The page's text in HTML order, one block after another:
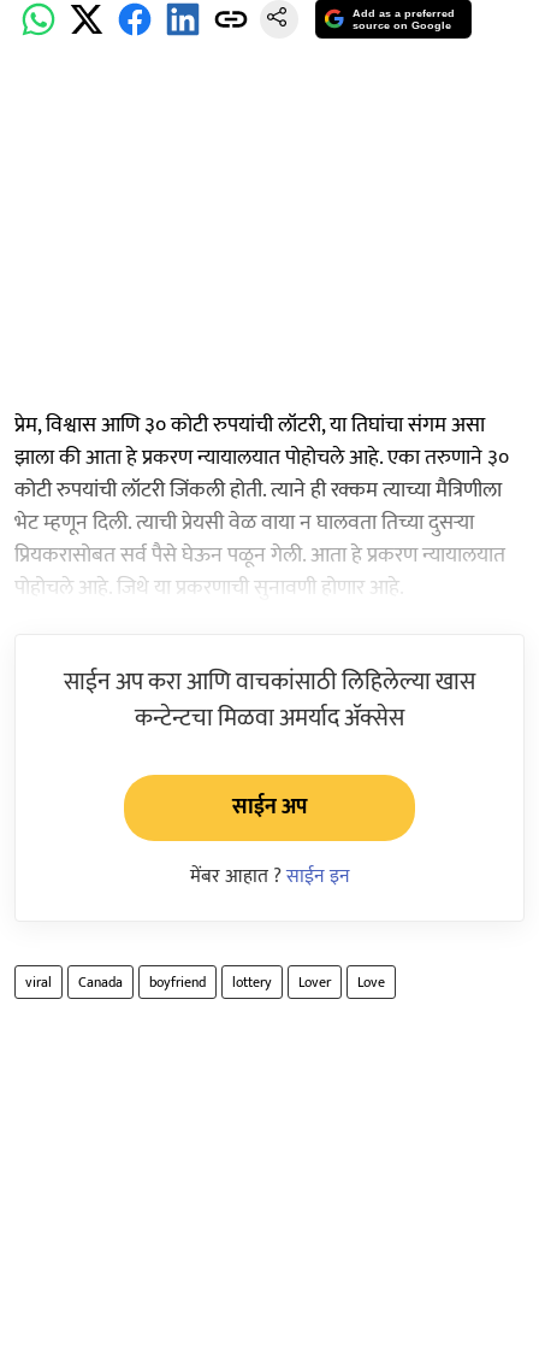
Add as a preferred
source on Google
प्रेम, विश्वास आणि ३० कोटी रुपयांची लॉटरी, या तिघांचा संगम असा
झाला की आता हे प्रकरण न्यायालयात पोहोचले आहे. एका तरुणाने ३०
कोटी रुपयांची लॉटरी जिंकली होती. त्याने ही रक्कम त्याच्या मैत्रिणीला
भेट म्हणून दिली. त्याची प्रेयसी वेळ वाया न घालवता तिच्या दुसऱ्या
प्रियकरासोबत सर्व पैसे घेऊन पळून गेली. आता हे प्रकरण न्यायालयात
पोहोचले आहे. जिथे या प्रकरणाची सुनावणी होणार आहे.
साईन अप करा आणि वाचकांसाठी लिहिलेल्या खास
कन्टेन्टचा मिळवा अमर्याद ॲक्सेस
साईन अप
मेंबर आहात ?साईन इन
viral Canada boyfriend lottery Lover Love